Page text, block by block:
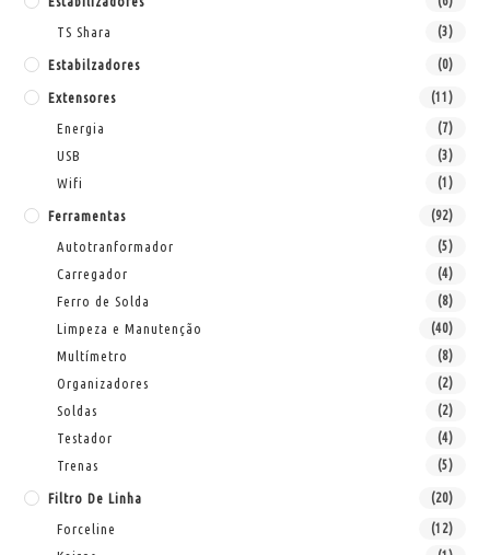
TS Shara (3)
Estabilzadores (0)
Extensores (11)
Energia (7)
USB (3)
Wifi (1)
Ferramentas (92)
Autotranformador (5)
Carregador (4)
Ferro de Solda (8)
Limpeza e Manutenção (40)
Multímetro (8)
Organizadores (2)
Soldas (2)
Testador (4)
Trenas (5)
Filtro De Linha (20)
Forceline (12)